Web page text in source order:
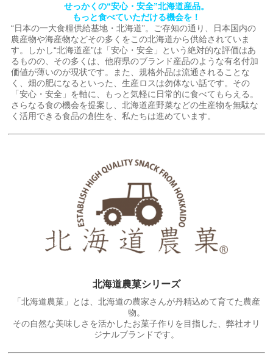
せっかくの“安心・安全”北海道産品。
もっと食べていただける機会を！
“日本の一大食糧供給基地・北海道”。ご存知の通り、日本国内の
農産物や海産物などその多くをこの北海道から供給されていま
す。しかし“北海道産”は「安心・安全」という絶対的な評価はあ
るものの、その多くは、他府県のブランド産品のような有名付加
価値が薄いのが現状です。また、規格外品は流通されることな
く、畑の肥になるといった、生産ロスは勿体ない話です。その
「安心・安全」を軸に、もっと気軽に日常的に食べてもらえる。
さらなる食の機会を提案し、北海道産野菜などの生産物を無駄な
く活用できる食品の創生を、私たちは進めています。
北海道農菓シリーズ
「北海道農菓」とは、北海道の農家さんが丹精込めて育てた農産
物。
その自然な美味しさを活かしたお菓子作りを目指した、弊社オリ
ジナルブランドです。